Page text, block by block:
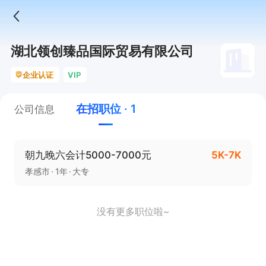
湖北领创臻品国际贸易有限公司
企业认证 VIP
公司信息 在招职位 · 1
朝九晚六会计5000-7000元 5K-7K
孝感市 1年 大专
没有更多职位啦~